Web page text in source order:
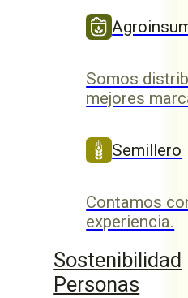
Somos
mejores
Semillero
Contamos
experiencia.
Sostenibilidad
Personas